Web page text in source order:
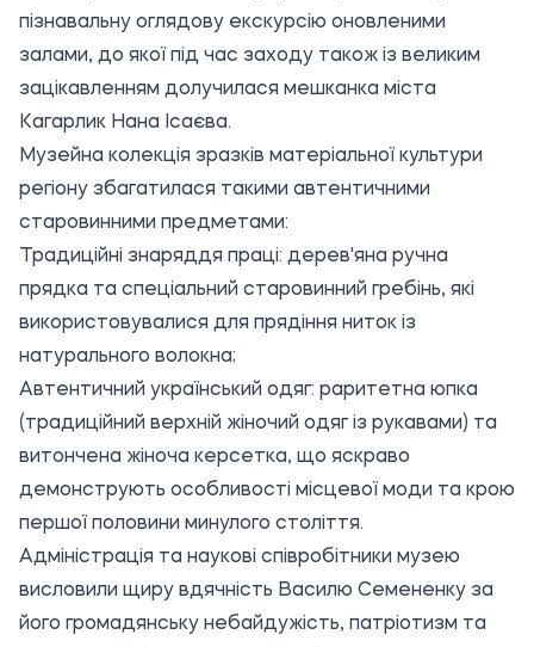
пізнавальну оглядову екскурсію оновленими
залами, до якої під час заходу також із великим
зацікавленням долучилася мешканка міста
Кагарлик Нана Ісаєва.
Музейна колекція зразків матеріальної культури
регіону збагатилася такими автентичними
старовинними предметами:
Традиційні знаряддя праці: дерев'яна ручна
прядка та спеціальний старовинний гребінь, які
використовувалися для прядіння ниток із
натурального волокна;
Автентичний український одяг: раритетна юпка
(традиційний верхній жіночий одяг із рукавами) та
витончена жіноча керсетка, що яскраво
демонструють особливості місцевої моди та крою
першої половини минулого століття.
Адміністрація та наукові співробітники музею
висловили щиру вдячність Василю Семененку за
його громадянську небайдужість, патріотизм та